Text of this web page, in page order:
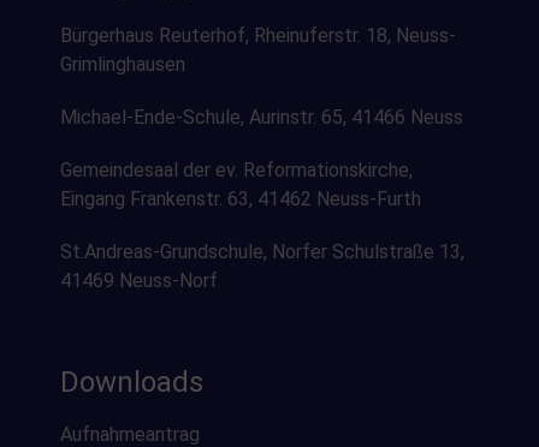
Bürgerhaus Reuterhof, Rheinuferstr. 18, Neuss-
Grimlinghausen
Michael-Ende-Schule, Aurinstr. 65, 41466 Neuss
Gemeindesaal der ev. Reformationskirche,
Eingang Frankenstr. 63, 41462 Neuss-Furth
St.Andreas-Grundschule, Norfer Schulstraße 13,
41469 Neuss-Norf
Downloads
Aufnahmeantrag